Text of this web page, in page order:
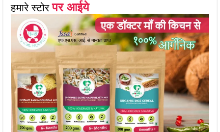
हमारे स्टोरपर आईये